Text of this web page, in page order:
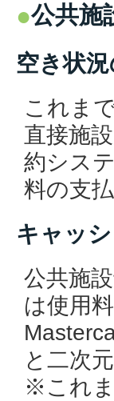
公共施
空き状
これま
直接施
約シス
料の支
キャッ
公共施
は使用
と二次
※これ